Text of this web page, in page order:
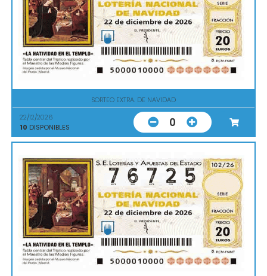
SORTEO EXTRA. DE NAVIDAD
22/12/2026
10 DISPONIBLES 0